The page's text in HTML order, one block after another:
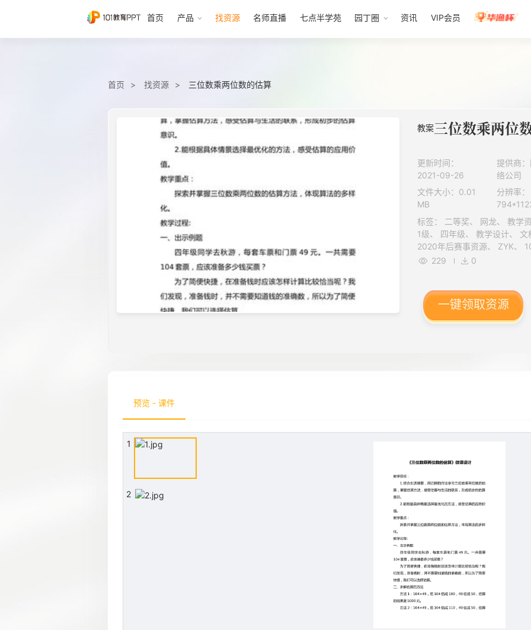
首页 产品 找资源 名师直播 七点半学苑 园丁圈 资讯 VIP会员
首页 找资源 三位数乘两位数的估算
教案三位数乘两位
更新时间：
2021-09-26
提供商
络公司
文件大小：0.01
MB
分辨率：
标签： 二等奖、 网龙、 教学资源、 教案、 新、 正规教育、 教案、
1级、 四年级、 教学设计、 文档、 K12、 获奖教案、 重难点教案、
2020年后赛事资源、 ZYK、 101教育PPT成套资源、 素材类型、
229
0
一键领取资源
预览 - 课件
1
2